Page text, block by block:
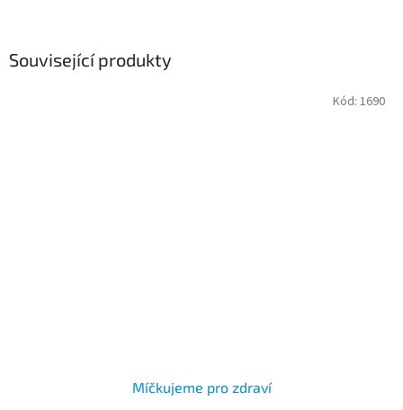
Související produkty
Míčkujeme pro zdraví
Kód: 1690